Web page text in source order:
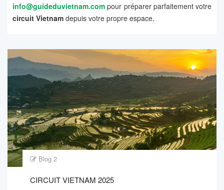
info@guideduvietnam.com pour préparer parfaitement votre
circuit Vietnam depuis votre propre espace.
Blog 2
CIRCUIT VIETNAM 2025